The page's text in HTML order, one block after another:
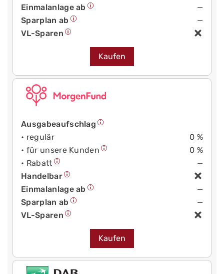
Einmalanlage ab
—
Sparplan ab
—
VL-Sparen
Kaufen
Ausgabeaufschlag
• regulär
0 %
• für unsere Kunden
0 %
• Rabatt
—
Handelbar
Einmalanlage ab
—
Sparplan ab
—
VL-Sparen
Kaufen